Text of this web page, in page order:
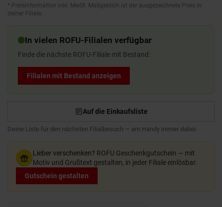
* Preisinformation inkl. MwSt. Maßgeblich ist der ausgezeichnete Preis in
deiner Filiale.
In vielen ROFU-Filialen verfügbar
Finde die nächste ROFU-Filiale mit Bestand:
Filialen mit Bestand anzeigen
Auf die Einkaufsliste
Deine Liste für den nächsten Filialbesuch — am Handy immer dabei.
Lieber verschenken? ROFU Geschenkgutschein — mit
Motiv und Grußtext gestalten, in jeder Filiale einlösbar.
Gutschein gestalten